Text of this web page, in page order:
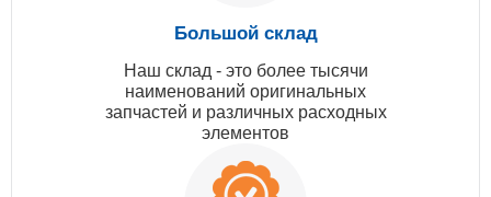
Большой склад
Наш склад - это более тысячи
наименований оригинальных
запчастей и различных расходных
элементов